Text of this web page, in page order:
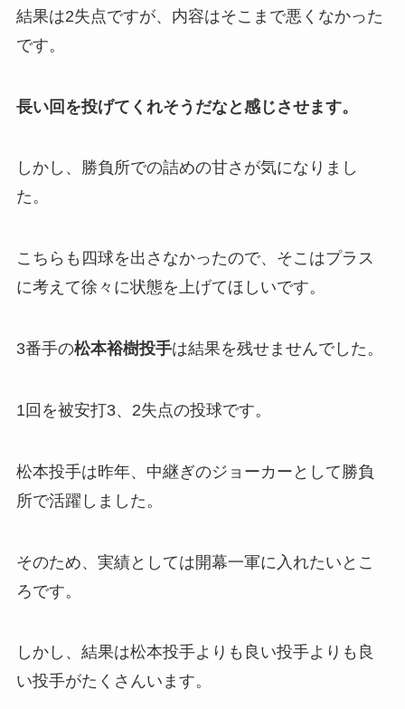
結果は2失点ですが、内容はそこまで悪くなかった
です。
長い回を投げてくれそうだなと感じさせます。
しかし、勝負所での詰めの甘さが気になりまし
た。
こちらも四球を出さなかったので、そこはプラス
に考えて徐々に状態を上げてほしいです。
3番手の松本裕樹投手は結果を残せませんでした。
1回を被安打3、2失点の投球です。
松本投手は昨年、中継ぎのジョーカーとして勝負
所で活躍しました。
そのため、実績としては開幕一軍に入れたいとこ
ろです。
しかし、結果は松本投手よりも良い投手よりも良
い投手がたくさんいます。